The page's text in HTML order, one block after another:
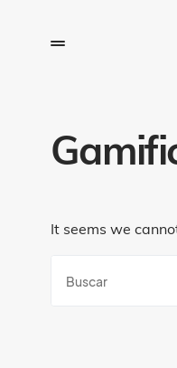
It seems we